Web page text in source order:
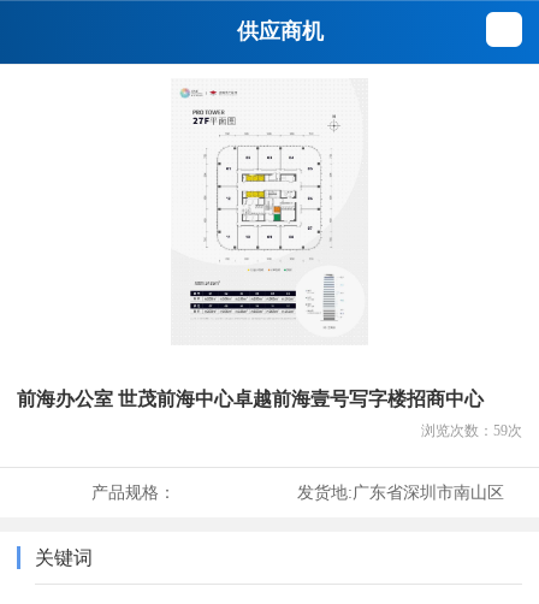
供应商机
前海办公室 世茂前海中心卓越前海壹号写字楼招商中心
浏览次数： 59次
产品规格： 发货地:广东省深圳市南山区
关键词